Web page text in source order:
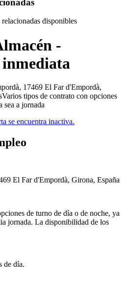
disponibles
-
17469 El Far d'Empordà,
tipos de contrato con opciones
sea a jornada
se encuentra inactiva.
El Far d'Empordà, Girona, España
de turno de día o de noche, ya
jornada. La disponibilidad de los
de día.